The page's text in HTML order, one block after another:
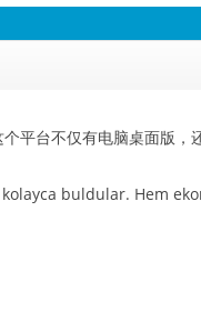
平台不仅有电脑桌面版
buldular. Hem